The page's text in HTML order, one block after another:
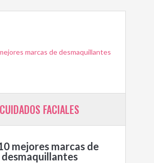
CUIDADOS FACIALES
mejores marcas de
desmaquillantes